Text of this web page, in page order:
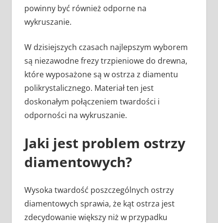
powinny być również odporne na
wykruszanie.
W dzisiejszych czasach najlepszym wyborem
są niezawodne frezy trzpieniowe do drewna,
które wyposażone są w ostrza z diamentu
polikrystalicznego. Materiał ten jest
doskonałym połączeniem twardości i
odporności na wykruszanie.
Jaki jest problem ostrzy
diamentowych?
Wysoka twardość poszczególnych ostrzy
diamentowych sprawia, że kąt ostrza jest
zdecydowanie większy niż w przypadku